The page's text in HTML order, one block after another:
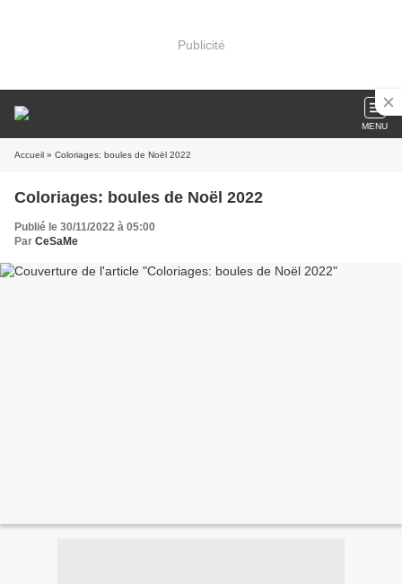
Publicité
MENU
Accueil » Coloriages: boules de Noël 2022
Coloriages: boules de Noël 2022
Publié le 30/11/2022 à 05:00
Par CeSaMe